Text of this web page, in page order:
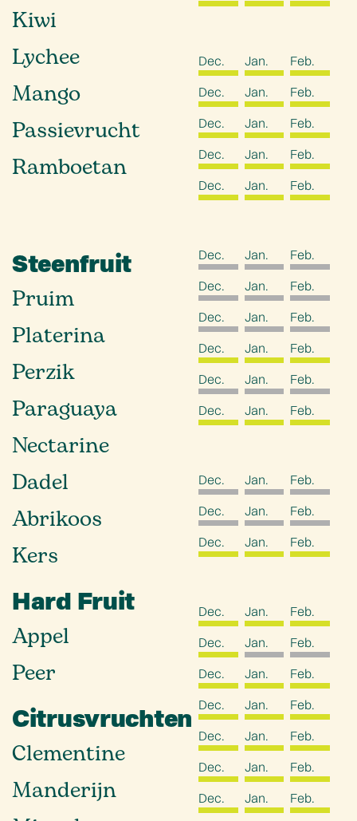
Kiwi
Lychee
Mango
Passievrucht
Ramboetan
Steenfruit
Pruim
Platerina
Perzik
Paraguaya
Nectarine
Dadel
Abrikoos
Kers
Hard Fruit
Appel
Peer
Citrusvruchten
Clementine
Manderijn
Dec. Jan.
Feb.
Dec.
Jan.
Feb.
Dec.
Jan.
Feb.
Dec.
Jan.
Feb.
Dec.
Jan. Feb.
Dec. Jan.
Feb.
Dec.
Jan.
Feb.
Dec.
Jan.
Feb.
Dec.
Jan.
Feb.
Dec.
Jan.
Feb.
Dec.
Jan. Feb.
Dec. Jan.
Feb.
Dec.
Jan.
Feb.
Dec.
Jan. Feb.
Dec. Jan.
Feb.
Dec.
Jan.
Feb.
Dec.
Jan.
Feb.
Dec.
Jan.
Feb.
Dec.
Jan.
Feb.
Dec.
Jan.
Feb.
Dec.
Jan.
Feb.